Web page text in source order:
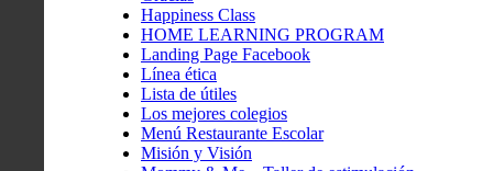
Happiness Class
HOME LEARNING PROGRAM
Landing Page Facebook
Línea ética
Lista de útiles
Los mejores colegios
Menú Restaurante Escolar
Misión y Visión